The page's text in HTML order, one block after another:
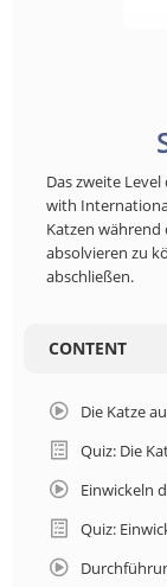
DENMARK
FRANCE
POLSKA
LOGIN
Das zweite
with
Katzen während
absolvieren zu
abschließen.
CONTENT
Die Katze
Quiz: Die
Einwickeln
Quiz: